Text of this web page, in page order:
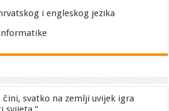
i engleskog jezika
čini, svatko na zemlji uvijek igra